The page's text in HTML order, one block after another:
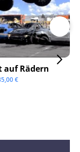
auf Rädern
€